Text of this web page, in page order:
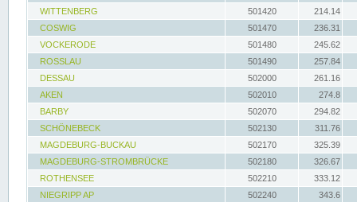
WITTENBERG
501420
214.14
COSWIG
501470
236.31
VOCKERODE
501480
245.62
ROSSLAU
501490
257.84
DESSAU
502000
261.16
AKEN
502010
274.8
BARBY
502070
294.82
SCHÖNEBECK
502130
311.76
MAGDEBURG-BUCKAU
502170
325.39
MAGDEBURG-STROMBRÜCKE
502180
326.67
ROTHENSEE
502210
333.12
NIEGRIPP AP
502240
343.6